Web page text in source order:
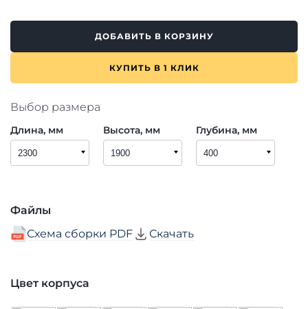
ДОБАВИТЬ В КОРЗИНУ
КУПИТЬ В 1 КЛИК
Выбор размера
Длина, мм Высота, мм Глубина, мм
Файлы
Схема сборки PDF
Скачать
Цвет корпуса